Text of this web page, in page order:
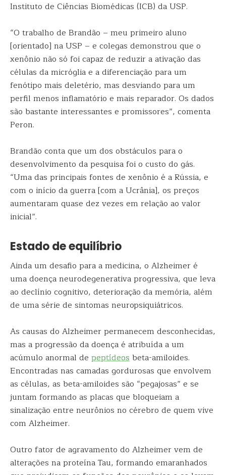
Instituto de Ciências Biomédicas (ICB) da USP.
“O trabalho de Brandão – meu primeiro aluno
[orientado] na USP – e colegas demonstrou que o
xenônio não só foi capaz de reduzir a ativação das
células da micróglia e a diferenciação para um
fenótipo mais deletério, mas desviando para um
perfil menos inflamatório e mais reparador. Os dados
são bastante interessantes e promissores”, comenta
Peron.
Brandão conta que um dos obstáculos para o
desenvolvimento da pesquisa foi o custo do gás.
“Uma das principais fontes de xenônio é a Rússia, e
com o início da guerra [com a Ucrânia], os preços
aumentaram quase dez vezes em relação ao valor
inicial”.
Estado de equilíbrio
Ainda um desafio para a medicina, o Alzheimer é
uma doença neurodegenerativa progressiva, que leva
ao declínio cognitivo, deterioração da memória, além
de uma série de sintomas neuropsiquiátricos.
As causas do Alzheimer permanecem desconhecidas,
mas a progressão da doença é atribuída a um
acúmulo anormal de peptídeosbeta-amiloides.
Encontradas nas camadas gordurosas que envolvem
as células, as beta-amiloides são “pegajosas” e se
juntam formando as placas que bloqueiam a
sinalização entre neurônios no cérebro de quem vive
com Alzheimer.
Outro fator de agravamento do Alzheimer vem de
alterações na proteína Tau, formando emaranhados